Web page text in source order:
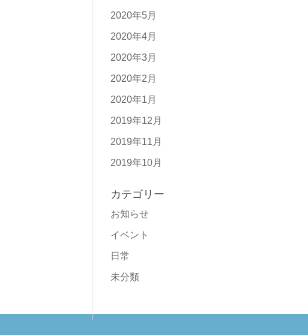
2020年5月
2020年4月
2020年3月
2020年2月
2020年1月
2019年12月
2019年11月
2019年10月
カテゴリー
お知らせ
イベント
日常
未分類